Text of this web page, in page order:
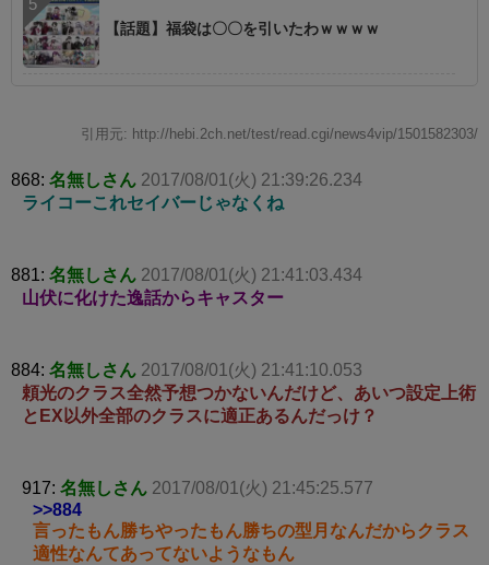
【話題】福袋は〇〇を引いたわｗｗｗｗ
引用元: http://hebi.2ch.net/test/read.cgi/news4vip/1501582303/
868: 名無しさん 2017/08/01(火) 21:39:26.234
ライコーこれセイバーじゃなくね
881: 名無しさん 2017/08/01(火) 21:41:03.434
山伏に化けた逸話からキャスター
884: 名無しさん 2017/08/01(火) 21:41:10.053
頼光のクラス全然予想つかないんだけど、あいつ設定上術
とEX以外全部のクラスに適正あるんだっけ？
917: 名無しさん 2017/08/01(火) 21:45:25.577
>>884
言ったもん勝ちやったもん勝ちの型月なんだからクラス
適性なんてあってないようなもん